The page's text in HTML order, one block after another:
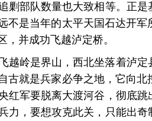
剿部队数量也大致相等。正
不是当年的太平天国石达开
并成功飞越泸定桥。
越岭是界山，西北坐落着泸
古就是兵家必争之地，它向
红军要脱离大渡河谷，彻底
，要想攻克此关，只能出奇